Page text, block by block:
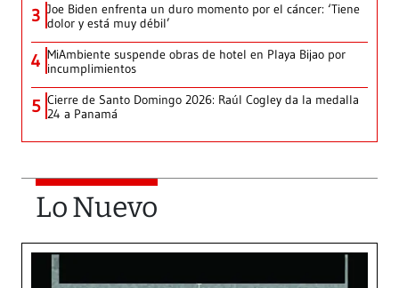
3 Joe Biden enfrenta un duro momento por el cáncer: ‘Tiene
dolor y está muy débil’
4 MiAmbiente suspende obras de hotel en Playa Bijao por
incumplimientos
5 Cierre de Santo Domingo 2026: Raúl Cogley da la medalla
24 a Panamá
Lo Nuevo